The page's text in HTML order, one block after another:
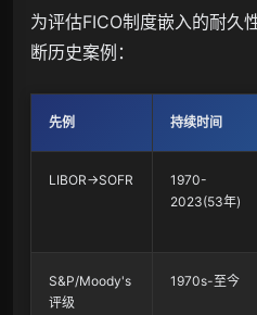
为评估FICO制度嵌入的耐久
断历史案例：
先例 持续时间
LIBOR→SOFR
1970-
2023(53年)
S&P/Moody's
评级
1970s-至今